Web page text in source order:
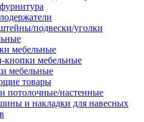
подвески/уголки
мебельные
кнопки мебельные
мебельные
товары
потолочные/настенные
и накладки для навесных